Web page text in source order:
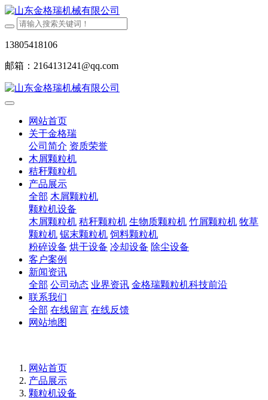
13805418106
邮箱：2164131241@qq.com
网站首页
关于金格瑞
公司简介 资质荣誉
木屑颗粒机
秸秆颗粒机
产品展示
全部 木屑颗粒机
颗粒机设备
木屑颗粒机 秸秆颗粒机 生物质颗粒机 竹屑颗粒机 牧草
颗粒机 锯末颗粒机 饲料颗粒机
粉碎设备 烘干设备 冷却设备 除尘设备
客户案例
新闻资讯
全部 公司动态 业界资讯 金格瑞颗粒机科技前沿
联系我们
全部 在线留言 在线反馈
网站地图
网站首页
产品展示
颗粒机设备